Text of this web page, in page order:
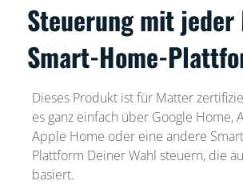
Steuerung mit
Smart-Home-
Dieses Produkt ist für Matter
es ganz einfach über Google Home,
Apple Home oder eine andere
Plattform Deiner Wahl steuern, die
basiert.